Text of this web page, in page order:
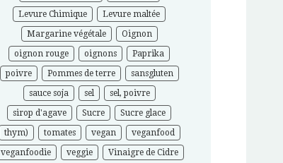
Levure Chimique
Levure maltée
Margarine végétale
Oignon
oignon rouge
oignons
Paprika
poivre
Pommes de terre
sansgluten
sauce soja
sel
sel, poivre
sirop d'agave
Sucre
Sucre glace
thym)
tomates vegan
veganfood
veganfoodie
veggie
Vinaigre de Cidre